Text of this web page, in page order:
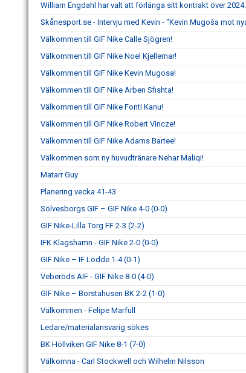
William Engdahl har valt att förlänga sitt kontrakt över 2024.
Skånesport.se - Intervju med Kevin - "Kevin Mugoša mot
Välkommen till GIF Nike Calle Sjögren!
Välkommen till GIF Nike Noel Kjellemar!
Välkommen till GIF Nike Kevin Mugosa!
Välkommen till GIF Nike Arben Sfishta!
Välkommen till GIF Nike Fonti Kanu!
Välkommen till GIF Nike Robert Vincze!
Välkommen till GIF Nike Adams Bartee!
Välkommen som ny huvudtränare Nehar Maliqi!
Matarr Guy
Planering vecka 41-43
Sölvesborgs GIF – GIF Nike 4-0 (0-0)
GIF Nike-Lilla Torg FF 2-3 (2-2)
IFK Klagshamn - GIF Nike 2-0 (0-0)
GIF Nike – IF Lödde 1-4 (0-1)
Veberöds AIF - GIF Nike 8-0 (4-0)
GIF Nike – Borstahusen BK 2-2 (1-0)
Välkommen - Felipe Marfull
Ledare/materialansvarig sökes
BK Höllviken GIF Nike 8-1 (7-0)
Välkomna - Carl Stockwell och Wilhelm Nilsson